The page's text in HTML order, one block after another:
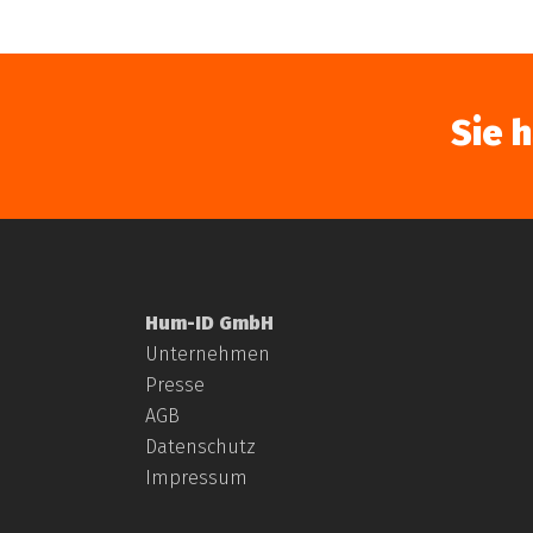
Sie
Hum-ID GmbH
Unternehmen
Presse
AGB
Datenschutz
Impressum